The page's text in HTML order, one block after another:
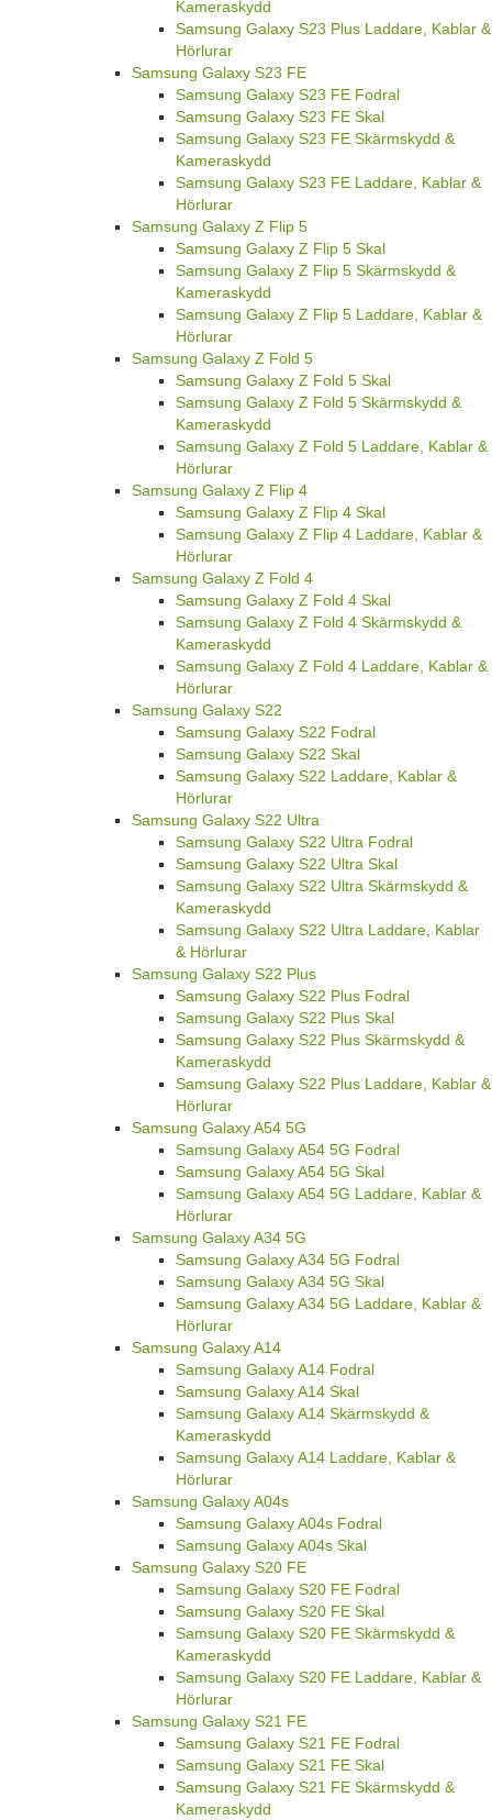
Kameraskydd
Samsung Galaxy S23 Plus Laddare, Kablar &
Hörlurar
Samsung Galaxy S23 FE
Samsung Galaxy S23 FE Fodral
Samsung Galaxy S23 FE Skal
Samsung Galaxy S23 FE Skärmskydd &
Kameraskydd
Samsung Galaxy S23 FE Laddare, Kablar &
Hörlurar
Samsung Galaxy Z Flip 5
Samsung Galaxy Z Flip 5 Skal
Samsung Galaxy Z Flip 5 Skärmskydd &
Kameraskydd
Samsung Galaxy Z Flip 5 Laddare, Kablar &
Hörlurar
Samsung Galaxy Z Fold 5
Samsung Galaxy Z Fold 5 Skal
Samsung Galaxy Z Fold 5 Skärmskydd &
Kameraskydd
Samsung Galaxy Z Fold 5 Laddare, Kablar &
Hörlurar
Samsung Galaxy Z Flip 4
Samsung Galaxy Z Flip 4 Skal
Samsung Galaxy Z Flip 4 Laddare, Kablar &
Hörlurar
Samsung Galaxy Z Fold 4
Samsung Galaxy Z Fold 4 Skal
Samsung Galaxy Z Fold 4 Skärmskydd &
Kameraskydd
Samsung Galaxy Z Fold 4 Laddare, Kablar &
Hörlurar
Samsung Galaxy S22
Samsung Galaxy S22 Fodral
Samsung Galaxy S22 Skal
Samsung Galaxy S22 Laddare, Kablar &
Hörlurar
Samsung Galaxy S22 Ultra
Samsung Galaxy S22 Ultra Fodral
Samsung Galaxy S22 Ultra Skal
Samsung Galaxy S22 Ultra Skärmskydd &
Kameraskydd
Samsung Galaxy S22 Ultra Laddare, Kablar
& Hörlurar
Samsung Galaxy S22 Plus
Samsung Galaxy S22 Plus Fodral
Samsung Galaxy S22 Plus Skal
Samsung Galaxy S22 Plus Skärmskydd &
Kameraskydd
Samsung Galaxy S22 Plus Laddare, Kablar &
Hörlurar
Samsung Galaxy A54 5G
Samsung Galaxy A54 5G Fodral
Samsung Galaxy A54 5G Skal
Samsung Galaxy A54 5G Laddare, Kablar &
Hörlurar
Samsung Galaxy A34 5G
Samsung Galaxy A34 5G Fodral
Samsung Galaxy A34 5G Skal
Samsung Galaxy A34 5G Laddare, Kablar &
Hörlurar
Samsung Galaxy A14
Samsung Galaxy A14 Fodral
Samsung Galaxy A14 Skal
Samsung Galaxy A14 Skärmskydd &
Kameraskydd
Samsung Galaxy A14 Laddare, Kablar &
Hörlurar
Samsung Galaxy A04s
Samsung Galaxy A04s Fodral
Samsung Galaxy A04s Skal
Samsung Galaxy S20 FE
Samsung Galaxy S20 FE Fodral
Samsung Galaxy S20 FE Skal
Samsung Galaxy S20 FE Skärmskydd &
Kameraskydd
Samsung Galaxy S20 FE Laddare, Kablar &
Hörlurar
Samsung Galaxy S21 FE
Samsung Galaxy S21 FE Fodral
Samsung Galaxy S21 FE Skal
Samsung Galaxy S21 FE Skärmskydd &
Kameraskydd